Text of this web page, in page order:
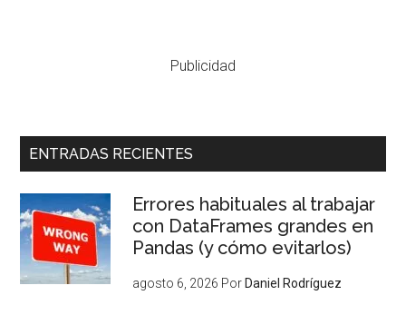
Publicidad
ENTRADAS RECIENTES
Errores habituales al trabajar
con DataFrames grandes en
Pandas (y cómo evitarlos)
agosto 6, 2026 Por Daniel Rodríguez